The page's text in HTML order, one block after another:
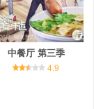
中餐厅 第三季
4.9